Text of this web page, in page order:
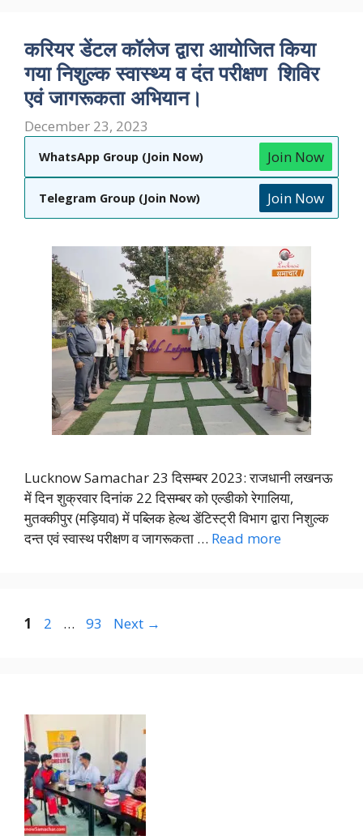
करियर डेंटल कॉलेज द्वारा आयोजित किया
गया निशुल्क स्वास्थ्य व दंत परीक्षण शिविर
एवं जागरूकता अभियान।
December 23, 2023
WhatsApp Group (Join Now) Join Now
Telegram Group (Join Now) Join Now
Lucknow Samachar 23 दिसम्बर 2023: राजधानी लखनऊ
में दिन शुक्रवार दिनांक 22 दिसम्बर को एल्डीको रेगालिया,
मुतक्कीपुर (मड़ियाव) में पब्लिक हेल्थ डेंटिस्ट्री विभाग द्वारा निशुल्क
दन्त एवं स्वास्थ परीक्षण व जागरूकता … Read more
Page
1 Page
2 … Page
93 Next →